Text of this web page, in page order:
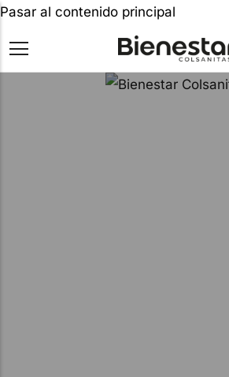
Pasar al contenido principal